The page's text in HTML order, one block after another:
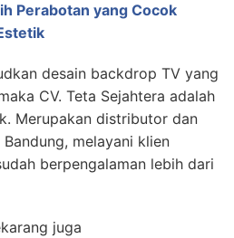
Perabotan yang Cocok
desain backdrop TV yang
CV. Teta Sejahtera adalah
Merupakan distributor dan
melayani klien
berpengalaman lebih dari
juga